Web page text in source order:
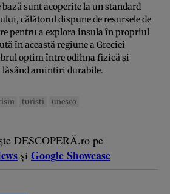
sunt acoperite la un standard
călătorul dispune de resursele de
pentru a explora insula în propriul
în această regiune a Greciei
optim între odihna fizică și
amintiri durabile.
turisti unesco
DESCOPERĂ.ro pe
și Google Showcase